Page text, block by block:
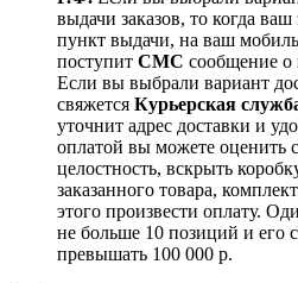
выдачи заказов, то когда ваш
пункт выдачи, на ваш
поступит СМС сообщение о
Если вы выбрали вариант
свяжется Курьерская
уточнит адрес доставки и
оплатой вы можете оценить
целостность, вскрыть
заказанного товара,
этого произвести оплату.
не больше 10 позиций и его
превышать 100 000 р.